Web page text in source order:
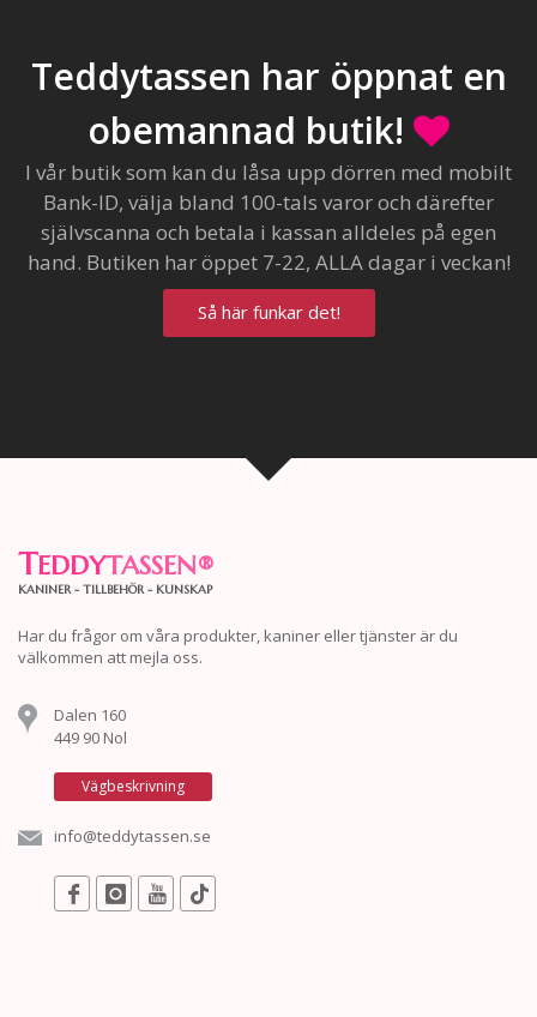
Teddytassen har öppnat en
obemannad butik!
I vår butik som kan du låsa upp dörren med mobilt
Bank-ID, välja bland 100-tals varor och därefter
självscanna och betala i kassan alldeles på egen
hand. Butiken har öppet 7-22, ALLA dagar i veckan!
Så här funkar det!
TEDDYTASSEN®
KANINER - TILLBEHÖR - KUNSKAP
Har du frågor om våra produkter, kaniner eller tjänster är du
välkommen att mejla oss.
Dalen 160
449 90 Nol
Vägbeskrivning
info@teddytassen.se